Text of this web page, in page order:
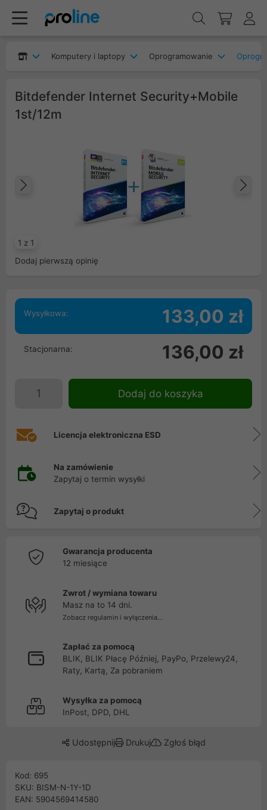
Komputery i laptopy Oprogramowanie
Bitdefender Internet Security+Mobile
1st/12m
1 z 1
Poprzedni
Dodaj pierwszą opinię
Wysyłkowa: 133,00 zł
Stacjonarna: 136,00 zł
Dodaj do koszyka
Licencja elektroniczna ESD
Na zamówienie
Zapytaj o termin wysyłki
Zapytaj o produkt
Gwarancja producenta
12 miesiące
Zwrot / wymiana towaru
Masz na to 14 dni.
Zobacz regulamin i wyłączenia...
Zapłać za pomocą
BLIK, BLIK Płacę Później, PayPo, Przelewy24,
Raty, Kartą, Za pobraniem
Wysyłka za pomocą
InPost, DPD, DHL
Udostępnij Drukuj Zgłoś błąd
Kod: 695
SKU: BISM-N-1Y-1D
EAN: 5904569414580